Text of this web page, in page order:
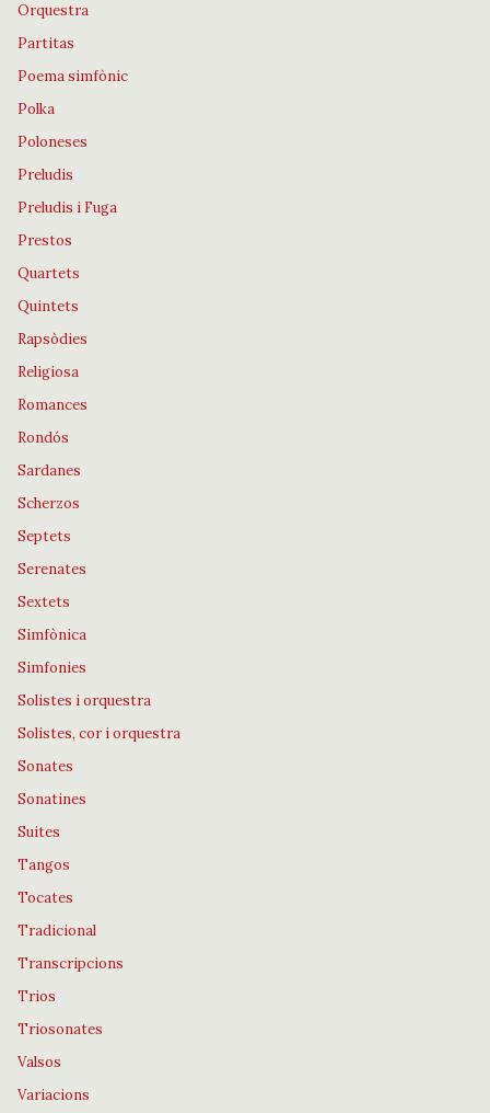
Orquestra
Partitas
Poema simfònic
Polka
Poloneses
Preludis
Preludis i Fuga
Prestos
Quartets
Quintets
Rapsòdies
Religiosa
Romances
Rondós
Sardanes
Scherzos
Septets
Serenates
Sextets
Simfònica
Simfonies
Solistes i orquestra
Solistes, cor i orquestra
Sonates
Sonatines
Suites
Tangos
Tocates
Tradicional
Transcripcions
Trios
Triosonates
Valsos
Variacions